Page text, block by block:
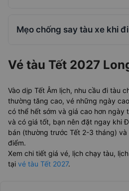
Mẹo chống say tàu xe khi
Vé tàu Tết 2027
Vào dịp Tết Âm lịch, nhu cầu đi tàu
thường tăng cao, vé những ngày
có thể hết sớm và giá cao hơn ngày
và có giá tốt, bạn nên đặt ngay khi
bán (thường trước Tết 2-3 tháng)
điểm.
Xem chi tiết giá vé, lịch chạy tàu,
tại vé tàu Tết 2027.